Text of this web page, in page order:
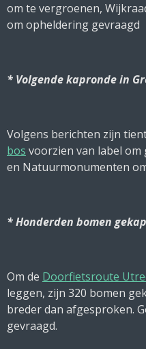
om te vergroenen,
om opheldering gevraagd
* Volgende kapronde in
Volgens berichten zijn
bos voorzien van label om
en Natuurmonumenten
* Honderden bomen
Om de Doorfietsroute
leggen, zijn 320 bomen
breder dan afgesproken.
gevraagd.